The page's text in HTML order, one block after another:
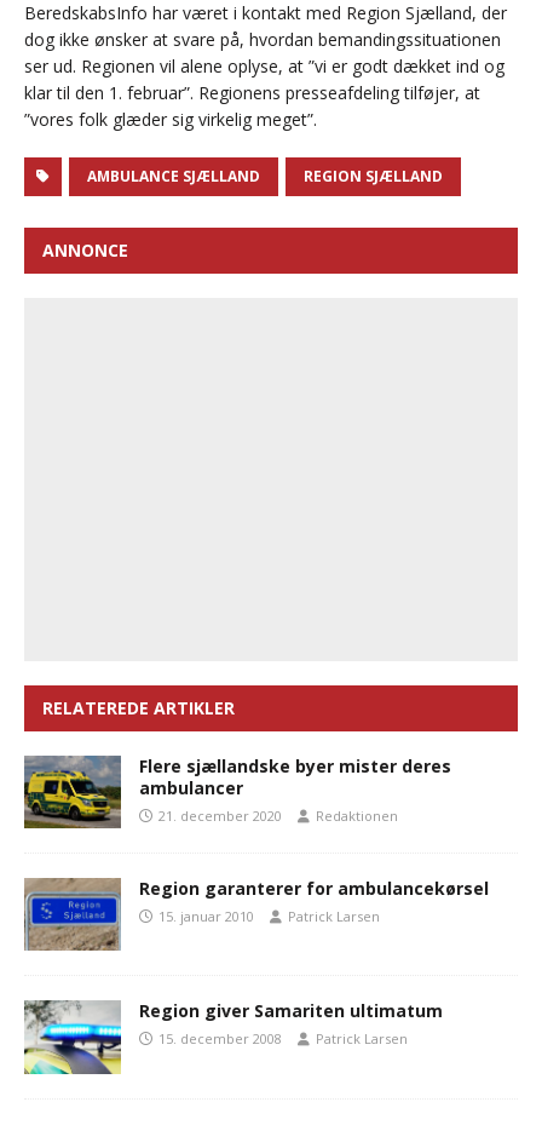
BeredskabsInfo har været i kontakt med Region Sjælland, der
dog ikke ønsker at svare på, hvordan bemandingssituationen
ser ud. Regionen vil alene oplyse, at ”vi er godt dækket ind og
klar til den 1. februar”. Regionens presseafdeling tilføjer, at
”vores folk glæder sig virkelig meget”.
AMBULANCE SJÆLLAND REGION SJÆLLAND
ANNONCE
RELATEREDE ARTIKLER
Flere sjællandske byer mister deres
ambulancer
21. december 2020 Redaktionen
Region garanterer for ambulancekørsel
15. januar 2010 Patrick Larsen
Region giver Samariten ultimatum
15. december 2008 Patrick Larsen